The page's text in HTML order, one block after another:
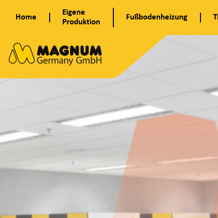
InhaltHome
Eigene
Produktion
Fußbodenheizung
A
u
d
i